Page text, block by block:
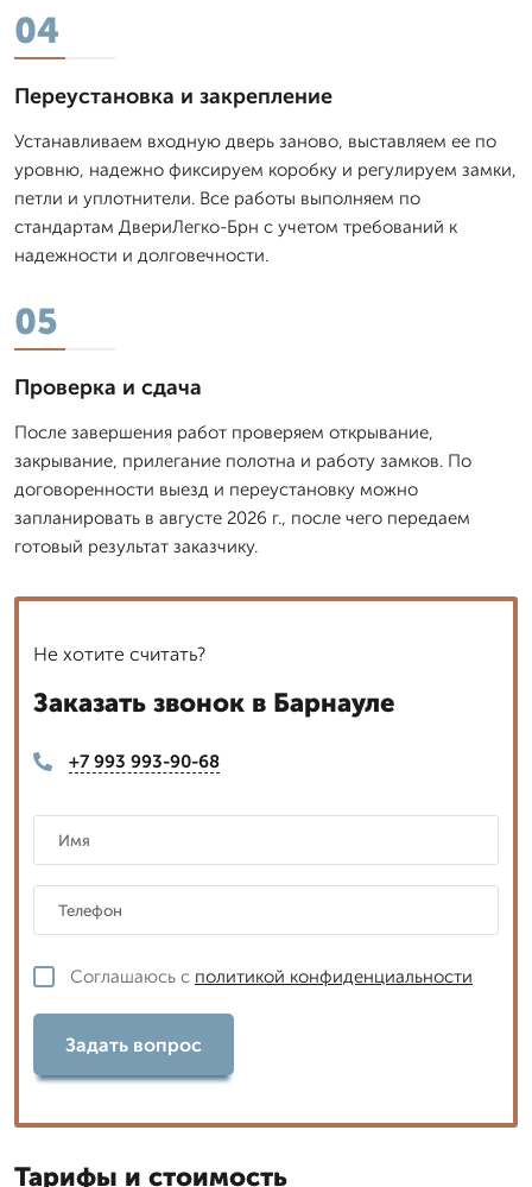
04
Переустановка и закрепление
Устанавливаем входную дверь заново, выставляем ее по
уровню, надежно фиксируем коробку и регулируем замки,
петли и уплотнители. Все работы выполняем по
стандартам ДвериЛегко-Брн с учетом требований к
надежности и долговечности.
05
Проверка и сдача
После завершения работ проверяем открывание,
закрывание, прилегание полотна и работу замков. По
договоренности выезд и переустановку можно
запланировать в августе 2026 г., после чего передаем
готовый результат заказчику.
Не хотите считать?
Заказать звонок в Барнауле
+7 993 993-90-68
Соглашаюсь с политикой конфиденциальности
Задать вопрос
Тарифы и стоимость